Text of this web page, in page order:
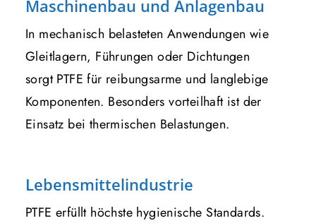
Maschinenbau und Anlagenbau
In mechanisch belasteten Anwendungen wie
Gleitlagern, Führungen oder Dichtungen
sorgt PTFE für reibungsarme und langlebige
Komponenten. Besonders vorteilhaft ist der
Einsatz bei thermischen Belastungen.
Lebensmittelindustrie
PTFE erfüllt höchste hygienische Standards.